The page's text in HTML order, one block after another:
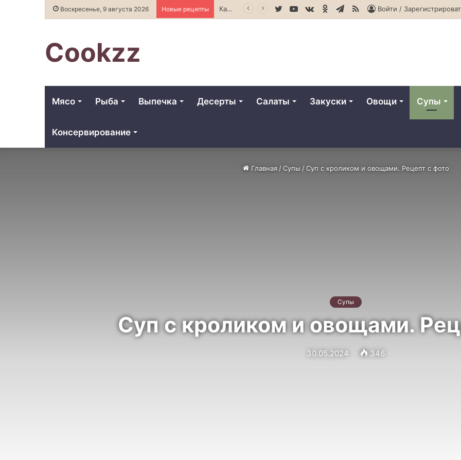
Воскресенье, 9 августа 2026 Новые рецепты Как превратить кулинарную ошибку в шедевр Войти /
RSS
Telegram
Одноклассники
vk.com
YouTube
Twitter
Cookzz
Мясо Рыба Выпечка Десерты Салаты Закуски Овощи Супы
Консервирование
Главная / Супы / Суп с кроликом и овощами. Рецепт с фото
Супы
Суп с кроликом и овощами.
30.05.2024 346